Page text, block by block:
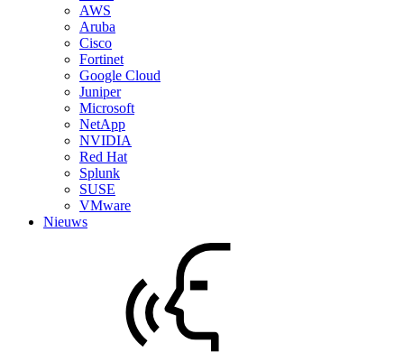
AWS
Aruba
Cisco
Fortinet
Google Cloud
Juniper
Microsoft
NetApp
NVIDIA
Red Hat
Splunk
SUSE
VMware
Nieuws